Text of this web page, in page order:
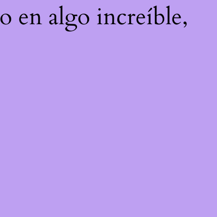
en algo increíble,